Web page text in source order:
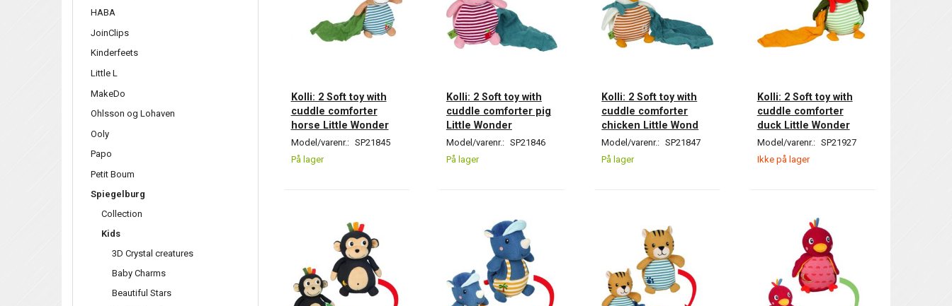
HABA
JoinClips
Kinderfeets
Little L
MakeDo
Ohlsson og Lohaven
Ooly
Papo
Petit Boum
Spiegelburg
Collection
Kids
3D Crystal creatures
Baby Charms
Beautiful Stars
Kolli: 2 Soft toy with
cuddle comforter
horse Little Wonder
Model/varenr.: SP21845
På lager
Kolli: 2 Soft toy with
cuddle comforter pig
Little Wonder
Model/varenr.: SP21846
På lager
Kolli: 2 Soft toy with
cuddle comforter
chicken Little Wond
Model/varenr.: SP21847
På lager
Kolli: 2 Soft toy with
cuddle comforter
duck Little Wonder
Model/varenr.: SP21927
Ikke på lager